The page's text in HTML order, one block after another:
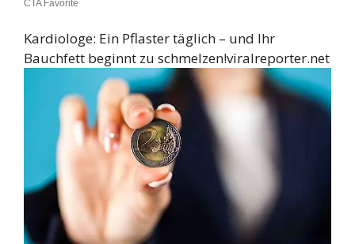
Kardiologe: Ein Pflaster täglich – und Ihr
Bauchfett beginnt zu schmelzen!viralreporter.net